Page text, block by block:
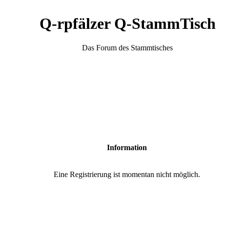
Q-rpfälzer Q-StammTisch
Das Forum des Stammtisches
Information
Eine Registrierung ist momentan nicht möglich.